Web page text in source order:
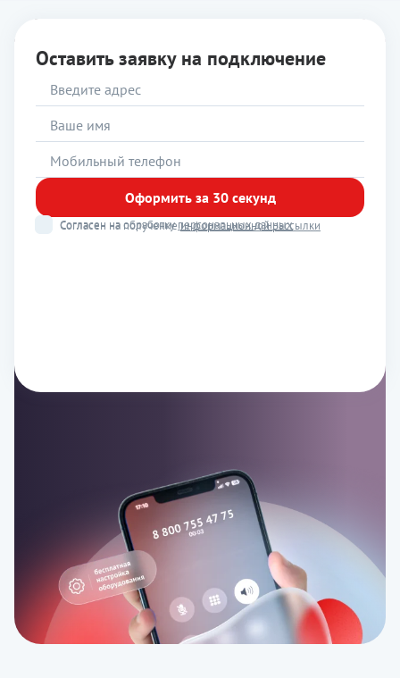
Оставить заявку на подключение
Оформить за 30 секунд
Согласен на обработкуперсональных данных
Согласен на получениеинформационной рассылки